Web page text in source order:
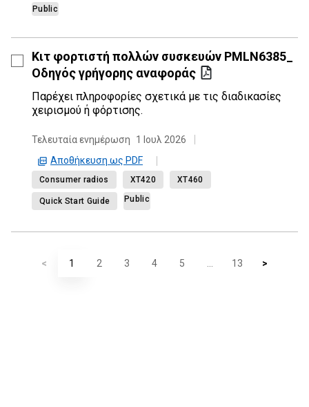
Public
Κιτ φορτιστή πολλών συσκευών PMLN6385_
Οδηγός γρήγορης αναφοράς
Παρέχει πληροφορίες σχετικά με τις διαδικασίες
χειρισμού ή φόρτισης.
Τελευταία ενημέρωση
1 Ιουλ 2026
Αποθήκευση ως PDF
Consumer radios XT420 XT460
Quick Start Guide Public
< 1 2 3 4 5 13 >